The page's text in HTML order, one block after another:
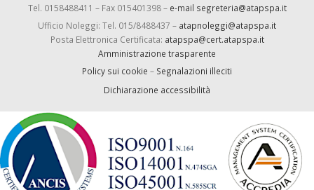
Tel. 0158488411 – Fax 015401398 – e-mail segreteria@atapspa.it
Ufficio Noleggi: Tel. 015/8488437 – atapnoleggi@atapspa.it
Posta Elettronica Certificata: atapspa@cert.atapspa.it
Amministrazione trasparente
Policy sui cookie – Segnalazioni illeciti
Dichiarazione accessibilità